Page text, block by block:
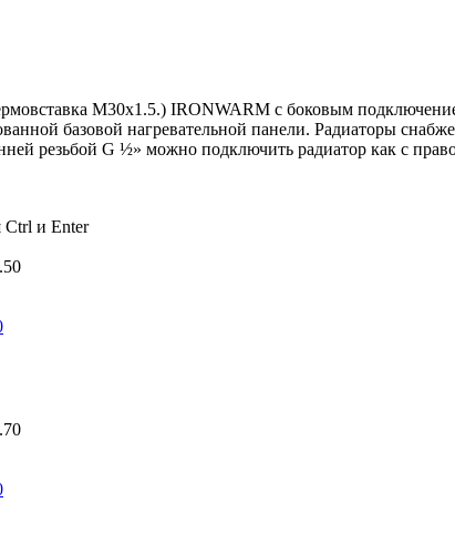
М30х1.5.) IRONWARM с боковым
базовой нагревательной панели. Радиаторы
резьбой G ½» можно подключить радиатор как с
Ctrl и Enter